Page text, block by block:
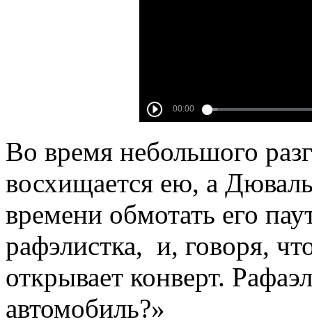
Во время небольшого
восхищается ею, а
времени обмотать его
рафэлистка, и, говоря,
открывает конверт.
автомобиль?»